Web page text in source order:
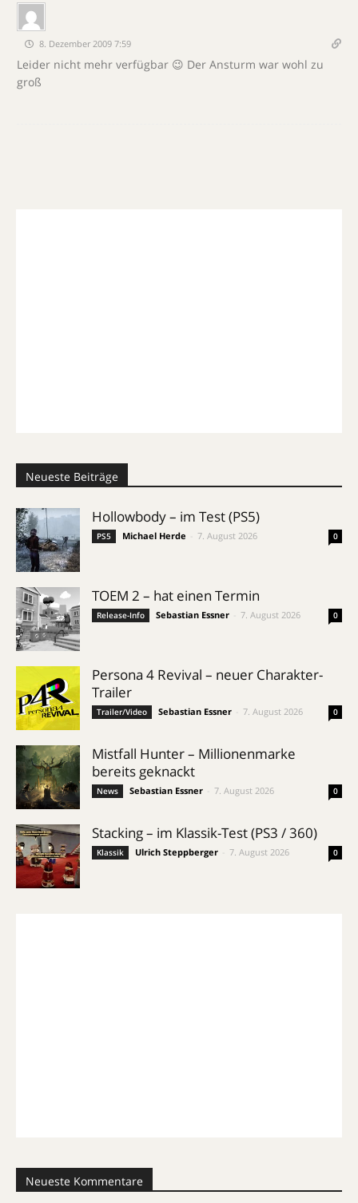
8. Dezember 2009 7:59
Leider nicht mehr verfügbar 😉 Der Ansturm war wohl zu
groß
Neueste Beiträge
Hollowbody – im Test (PS5)
PS5 Michael Herde 7. August 2026 0
TOEM 2 – hat einen Termin
Release-Info Sebastian Essner 7. August 2026 0
Persona 4 Revival – neuer Charakter-
Trailer
Trailer/Video Sebastian Essner 7. August 2026 0
Mistfall Hunter – Millionenmarke
bereits geknackt
News Sebastian Essner 7. August 2026 0
Stacking – im Klassik-Test (PS3 / 360)
Klassik Ulrich Steppberger 7. August 2026 0
Neueste Kommentare